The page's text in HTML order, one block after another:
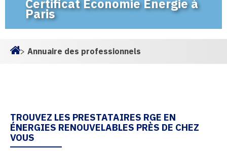
Certificat Economie Énergie à
Paris
> Annuaire des professionnels
TROUVEZ LES PRESTATAIRES RGE EN
ÉNERGIES RENOUVELABLES PRÈS DE CHEZ
VOUS